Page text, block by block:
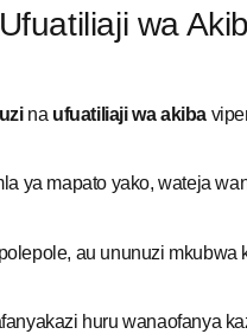
wa
na ufuatiliaji wa akiba
ya mapato yako, wateja
au ununuzi mkubwa
huru wanaofanya